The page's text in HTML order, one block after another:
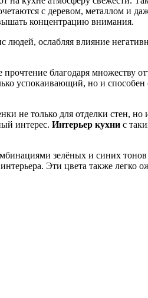
с деревом, металлом и
концентрацию внимания.
людей, ослабляя влияние
благодаря множеству
успокаивающий, но и
не только для отделки стен,
интерес. Интерьер кухни с
зелёных и синих тонов
Эти цвета также легко